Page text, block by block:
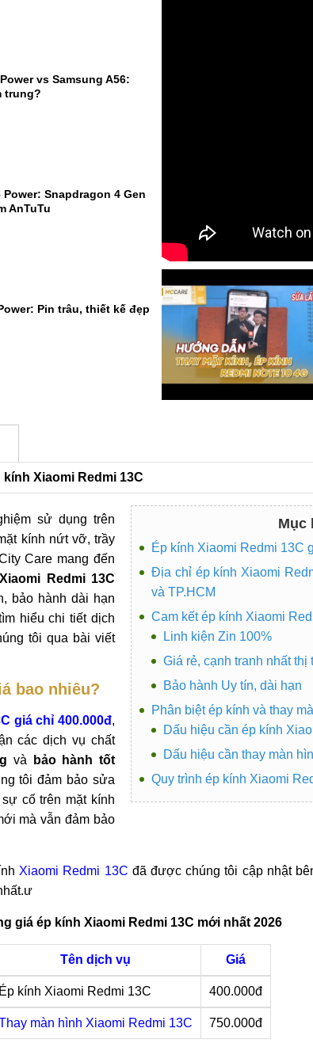
vs Samsung A56:
trung?
Power: Snapdragon 4 Gen
AnTuTu
Pin trâu, thiết kế đẹp
Xiaomi Redmi 13C
Mục
Ép kính Xiaomi Redmi 13C
Địa chỉ ép kính Xiaomi
và TP.HCM
Cam kết ép kính Xiaomi
Linh kiện Zin 100%
Giá rẻ, cạnh tranh nhất thị
Bảo hành Uy tín, dài hạn
Phân biệt ép kính và thay
Dấu hiệu cần ép kính
Dấu hiệu cần thay màn
Quy trình ép kính Xiaomi
sử dụng trên
kính nứt vỡ, trầy
Care mang đến
Redmi 13C
bảo hành dài hạn
hiểu chi tiết dịch
tôi qua bài viết
bao nhiêu?
giá chỉ 400.000đ,
các dịch vụ chất
và
bảo hành tốt
tôi đảm bảo sửa
cố trên mặt kính
mà vẫn đảm bảo
Xiaomi Redmi 13C đã được chúng tôi cập nhật
giá ép kính Xiaomi Redmi 13C mới nhất 2026
Tên dịch vụ Giá
Ép kính Xiaomi Redmi 13C 400.000đ
màn hình Xiaomi Redmi 13C 750.000đ